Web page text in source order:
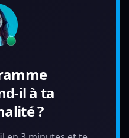
il à ta
?